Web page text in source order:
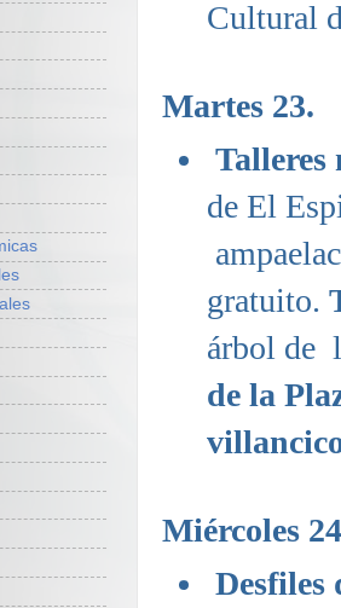
Cultural
Martes 23.
Talleres
de El
gratuito.
árbol de
de la
Miércoles
Desfiles